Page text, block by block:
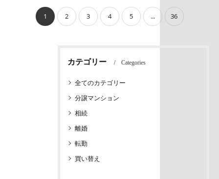
1 2 3 4 5 ... 36
カテゴリー Categories
全てのカテゴリー
分譲マンション
相続
離婚
転勤
買い替え